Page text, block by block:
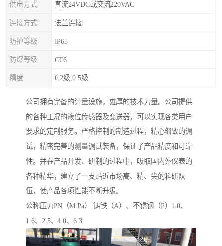
供电方式 直流24VDC或交流220VAC
连接方式 法兰连接
防护等级 IP65
防爆等级 CT6
精度 0.2级,0.5级
公司拥有完备的计量设施，雄厚的技术力量。公司提供
的各种工况的液位传感器及变送器，可以实现各类用户
要求的定制服务。严格控制的制造过程，精心细致的调
试，精密完善的测量调试装备，保证了产品精度和可靠
性。并在产品开发、研制的过程中，吸取国内外仪表的
各种精华，建立了一支贴近市场高、精、尖的科研队
伍，使产品各项性能不断升级。
公称压力PN（M.Pa）:铸铁（A）、不锈钢（P）1.0、
1.6、2.5、4.0、6.3